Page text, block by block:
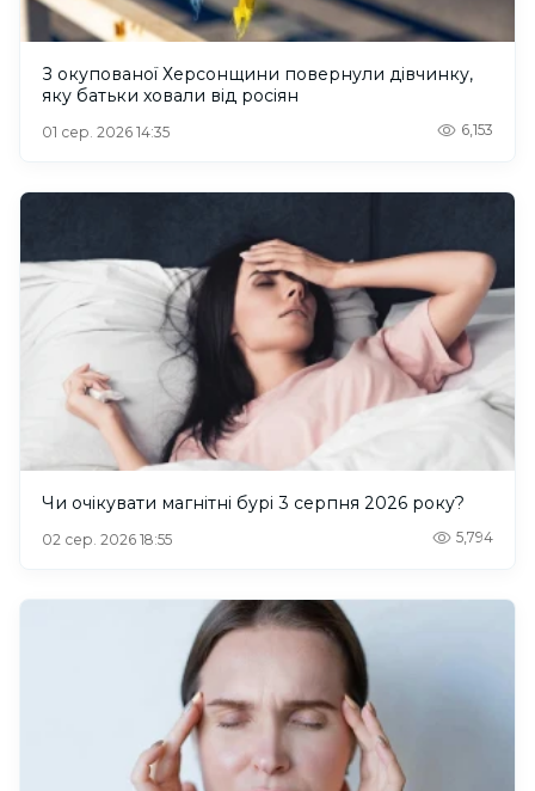
З окупованої Херсонщини повернули дівчинку,
яку батьки ховали від росіян
01 сер. 2026 14:35 6,153
Чи очікувати магнітні бурі 3 серпня 2026 року?
02 сер. 2026 18:55 5,794